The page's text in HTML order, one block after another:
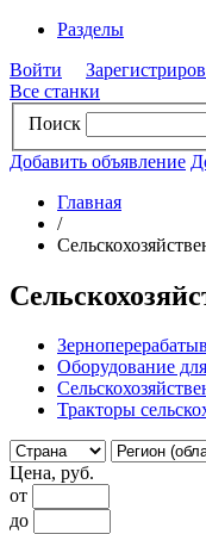
Разделы
Войти
Все станки
Поиск
Добавить объявление
Главная
/
Оборудование
Тракторы
Цена, руб.
от
до